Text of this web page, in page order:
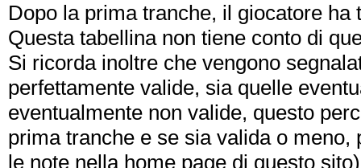
Dopo la prima tranche, il giocatore
Questa tabellina non tiene conto di
Si ricorda inoltre che vengono
perfettamente valide, sia quelle
eventualmente non valide, questo
prima tranche e se sia valida o
le note nella home page di questo